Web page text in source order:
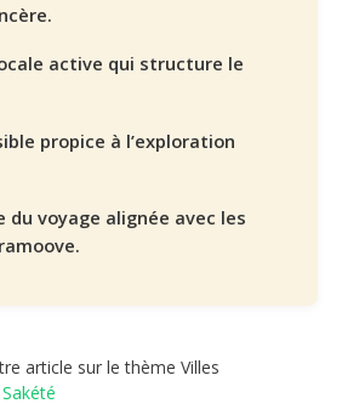
active qui structure le
propice à l’exploration
du voyage alignée avec les
article sur le thème Villes
Sakété